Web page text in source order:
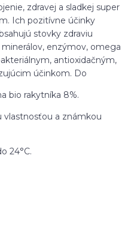
zdravej a sladkej super
Ich pozitívne účinky
stovky zdraviu
enzýmov, omega
antioxidačným,
účinkom. Do
bio rakytníka 8%.
a známkou
24°C.